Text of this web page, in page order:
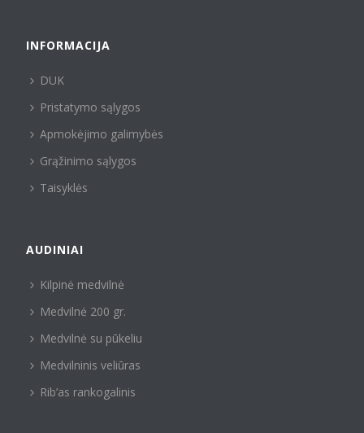
INFORMACIJA
DUK
Pristatymo sąlygos
Apmokėjimo galimybės
Grąžinimo sąlygos
Taisyklės
AUDINIAI
Kilpinė medvilnė
Medvilnė 200 gr.
Medvilnė su pūkeliu
Medvilninis veliūras
Rib’as rankogalinis